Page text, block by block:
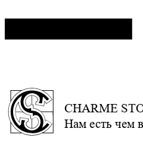
CHARME
Нам есть чем